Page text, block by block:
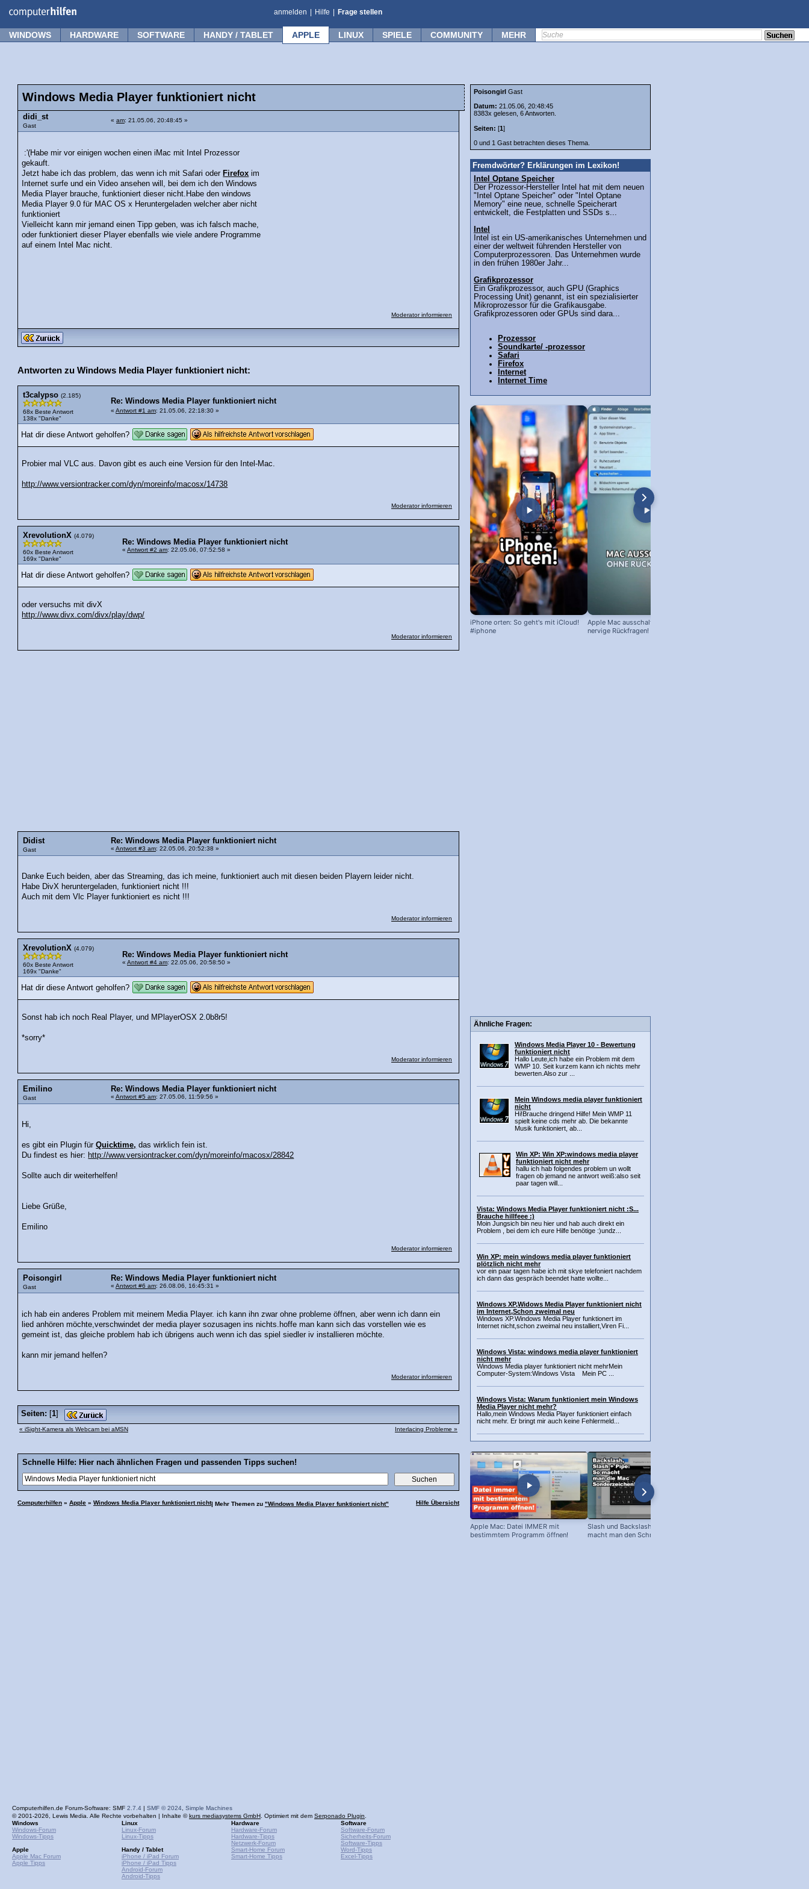
anmelden Hilfe Frage stellen
WINDOWS HARDWARE SOFTWARE HANDY / TABLET APPLE LINUX SPIELE COMMUNITY MEHR
Windows Media Player funktioniert nicht
didi_st
Gast
« am: 21.05.06, 20:48:45 »
:'(Habe mir vor einigen wochen einen iMac mit Intel Prozessor
gekauft.
Jetzt habe ich das problem, das wenn ich mit Safari oder Firefox im
Internet surfe und ein Video ansehen will, bei dem ich den Windows
Media Player brauche, funktioniert dieser nicht.Habe den windows
Media Player 9.0 für MAC OS x Heruntergeladen welcher aber nicht
funktioniert
Vielleicht kann mir jemand einen Tipp geben, was ich falsch mache,
oder funktioniert dieser Player ebenfalls wie viele andere Programme
auf einem Intel Mac nicht.
Moderator informieren
Antworten zu Windows Media Player funktioniert nicht:
t3calypso (2.185)
68x Beste Antwort
138x "Danke"
Re: Windows Media Player funktioniert nicht
« Antwort #1 am: 21.05.06, 22:18:30 »
Hat dir diese Antwort geholfen?
Probier mal VLC aus. Davon gibt es auch eine Version für den Intel-Mac.
http://www.versiontracker.com/dyn/moreinfo/macosx/14738
Moderator informieren
XrevolutionX (4.079)
60x Beste Antwort
169x "Danke"
Re: Windows Media Player funktioniert nicht
« Antwort #2 am: 22.05.06, 07:52:58 »
Hat dir diese Antwort geholfen?
oder versuchs mit divX
http://www.divx.com/divx/play/dwp/
Moderator informieren
Didist
Gast
Re: Windows Media Player funktioniert nicht
« Antwort #3 am: 22.05.06, 20:52:38 »
Danke Euch beiden, aber das Streaming, das ich meine, funktioniert auch mit diesen beiden Playern leider nicht.
Habe DivX heruntergeladen, funktioniert nicht !!!
Auch mit dem Vlc Player funktioniert es nicht !!!
Moderator informieren
XrevolutionX (4.079)
60x Beste Antwort
169x "Danke"
Re: Windows Media Player funktioniert nicht
« Antwort #4 am: 22.05.06, 20:58:50 »
Hat dir diese Antwort geholfen?
Sonst hab ich noch Real Player, und MPlayerOSX 2.0b8r5!
*sorry*
Moderator informieren
Emilino
Gast
Re: Windows Media Player funktioniert nicht
« Antwort #5 am: 27.05.06, 11:59:56 »
Hi,
es gibt ein Plugin fürQuicktime, das wirklich fein ist.
Du findest es hier: http://www.versiontracker.com/dyn/moreinfo/macosx/28842
Sollte auch dir weiterhelfen!
Liebe Grüße,
Emilino
Moderator informieren
Poisongirl
Gast
Re: Windows Media Player funktioniert nicht
« Antwort #6 am: 26.08.06, 16:45:31 »
ich hab ein anderes Problem mit meinem Media Player. ich kann ihn zwar ohne probleme öffnen, aber wenn ich dann ein
lied anhören möchte,verschwindet der media player sozusagen ins nichts.hoffe man kann sich das vorstellen wie es
gemeint ist, das gleiche problem hab ich übrigens auch wenn ich das spiel siedler iv installieren möchte.
kann mir jemand helfen?
Moderator informieren
Seiten: [1]
« iSight-Kamera als Webcam bei aMSN Interlacing Probleme »
Schnelle Hilfe: Hier nach ähnlichen Fragen und passenden Tipps suchen!
Computerhilfen » Apple » Windows Media Player funktioniert nicht Hilfe Übersicht
| Mehr Themen zu "Windows Media Player funktioniert nicht"
Poisongirl Gast
Datum: 21.05.06, 20:48:45
8383x gelesen, 6 Antworten.
Seiten: [1]
0 und 1 Gast betrachten dieses Thema.
Fremdwörter? Erklärungen im Lexikon!
Intel Optane Speicher
Der Prozessor-Hersteller Intel hat mit dem neuen
"Intel Optane Speicher" oder "Intel Optane
Memory" eine neue, schnelle Speicherart
entwickelt, die Festplatten und SSDs s...
Intel
Intel ist ein US-amerikanisches Unternehmen und
einer der weltweit führenden Hersteller von
Computerprozessoren. Das Unternehmen wurde
in den frühen 1980er Jahr...
Grafikprozessor
Ein Grafikprozessor, auch GPU (Graphics
Processing Unit) genannt, ist ein spezialisierter
Mikroprozessor für die Grafikausgabe.
Grafikprozessoren oder GPUs sind dara...
Prozessor
Soundkarte/ -prozessor
Safari
Firefox
Internet
Internet Time
iPhone orten: So geht's mit iCloud!
#iphone
Apple Mac ausschalten – ohne
nervige Rückfragen!
Ähnliche Fragen:
Windows Media Player 10 - Bewertung
funktioniert nicht
Hallo Leute,ich habe ein Problem mit dem
WMP 10. Seit kurzem kann ich nichts mehr
bewerten.Also zur ...
Mein Windows media player funktioniert
nicht
Hi!Brauche dringend Hilfe! Mein WMP 11
spielt keine cds mehr ab. Die bekannte
Musik funktioniert, ab...
Win XP: Win XP:windows media player
funktioniert nicht mehr
hallu ich hab folgendes problem un wollt
fragen ob jemand ne antwort weiß:also seit
paar tagen will...
Vista: Windows Media Player funktioniert nicht :S...
Brauche hillfeee :)
Moin Jungsich bin neu hier und hab auch direkt ein
Problem , bei dem ich eure Hilfe benötige :)undz...
Win XP: mein windows media player funktioniert
plötzlich nicht mehr
vor ein paar tagen habe ich mit skye telefoniert nachdem
ich dann das gespräch beendet hatte wollte...
Windows XP,Widows Media Player funktioniert nicht
im Internet,Schon zweimal neu
Windows XP.Windows Media Player funktionert im
Internet nicht,schon zweimal neu installiert,Viren Fi...
Windows Vista: windows media player funktioniert
nicht mehr
Windows Media player funktioniert nicht mehrMein
Computer-System:Windows Vista Mein PC ...
Windows Vista: Warum funktioniert mein Windows
Media Player nicht mehr?
Hallo,mein Windows Media Player funktioniert einfach
nicht mehr. Er bringt mir auch keine Fehlermeld...
Apple Mac: Datei IMMER mit
bestimmtem Programm öffnen!
Slash und Backslash am Mac: So
macht man den Schrägstrich +
Computerhilfen.de Forum-Software: SMF 2.7.4 | SMF © 2024 Simple Machines
© 2001-2026, Lewis Media. Alle Rechte vorbehalten | Inhalte ©kurs mediasystems GmbH . Optimiert mit dem Serponado Plugin
Windows
Windows-Forum
Windows-Tipps
Apple
Apple Mac Forum
Apple Tipps
Linux
Linux-Forum
Linux-Tipps
Handy / Tablet
iPhone / iPad Forum
iPhone / iPad Tipps
Android-Forum
Android-Tipps
Hardware
Hardware-Forum
Hardware-Tipps
Netzwerk-Forum
Smart-Home Forum
Smart-Home Tipps
Software
Software-Forum
Sicherheits-Forum
Software-Tipps
Word-Tipps
Excel-Tipps